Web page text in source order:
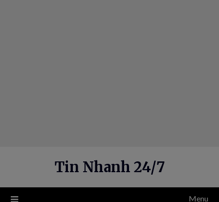
Tin Nhanh 24/7
Menu